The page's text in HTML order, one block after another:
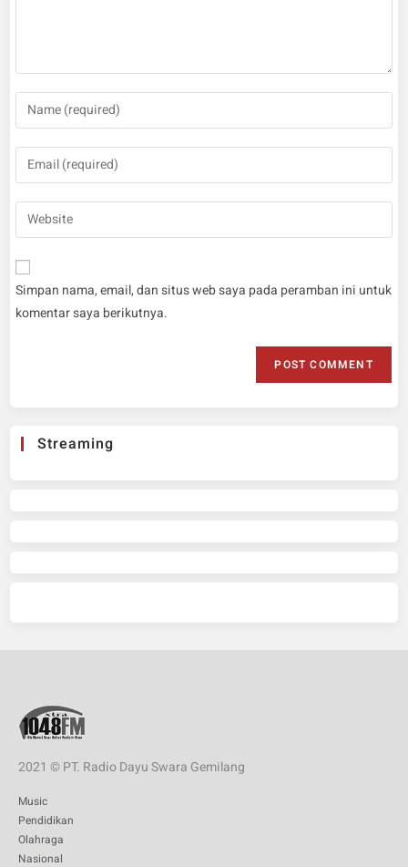
Simpan nama, email, dan situs web saya pada peramban ini untuk
komentar saya berikutnya.
Streaming
2021 © PT. Radio Dayu Swara Gemilang
Music
Pendidikan
Olahraga
Nasional